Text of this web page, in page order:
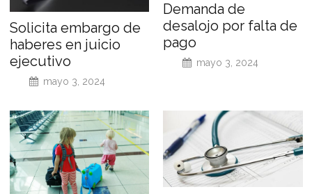
Solicita embargo de
haberes en juicio
ejecutivo
mayo 3, 2024
Demanda de
desalojo por falta de
pago
mayo 3, 2024